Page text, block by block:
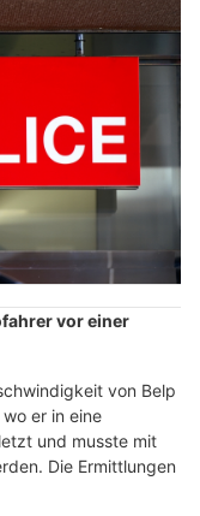
vor einer
von Belp
er in eine
und musste mit
Die Ermittlungen